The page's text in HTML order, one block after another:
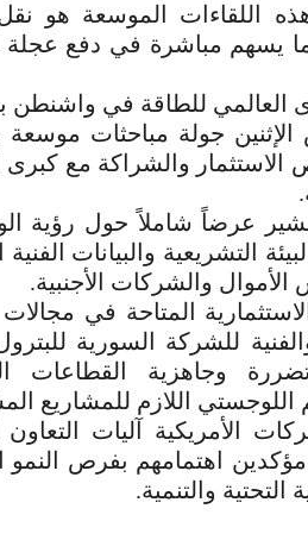
الموسعة هو نقل
يسهم مباشرة في دفع عجلة
للطاقة في واشنطن
جولة مباحثات موسعة
والشراكة مع كبرى
عرضاً شاملاً حول رؤية
التشريعية والبيانات
والشركات الأجنبية.
المتاحة في
للشركة السورية
وجاهزية القطاعات
اللوجستي اللازم للمشاريع
الأمريكية آليات
مؤكدين اهتمامهم بفرص النمو
والتنمية.